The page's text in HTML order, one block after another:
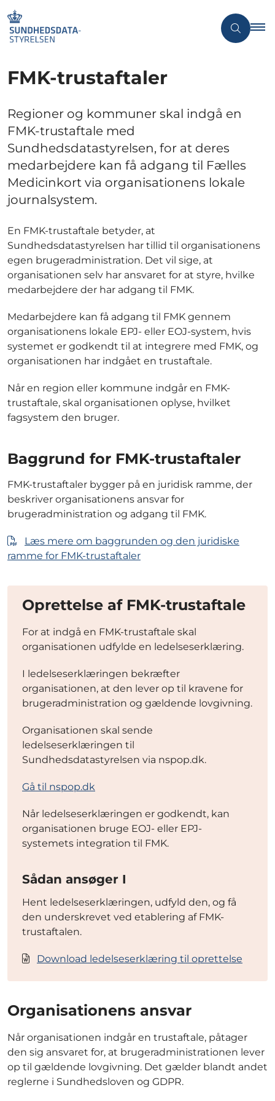
FMK-trustaftaler
Regioner og kommuner skal indgå en
FMK-trustaftale med
Sundhedsdatastyrelsen, for at deres
medarbejdere kan få adgang til Fælles
Medicinkort via organisationens lokale
journalsystem.
En FMK-trustaftale betyder, at
Sundhedsdatastyrelsen har tillid til organisationens
egen brugeradministration. Det vil sige, at
organisationen selv har ansvaret for at styre, hvilke
medarbejdere der har adgang til FMK.
Medarbejdere kan få adgang til FMK gennem
organisationens lokale EPJ- eller EOJ-system, hvis
systemet er godkendt til at integrere med FMK, og
organisationen har indgået en trustaftale.
Når en region eller kommune indgår en FMK-
trustaftale, skal organisationen oplyse, hvilket
fagsystem den bruger.
Baggrund for FMK-trustaftaler
FMK-trustaftaler bygger på en juridisk ramme, der
beskriver organisationens ansvar for
brugeradministration og adgang til FMK.
Læs mere om baggrunden og den juridiske
ramme for FMK-trustaftaler
Oprettelse af FMK-trustaftale
For at indgå en FMK-trustaftale skal
organisationen udfylde en ledelseserklæring.
I ledelseserklæringen bekræfter
organisationen, at den lever op til kravene for
brugeradministration og gældende lovgivning.
Organisationen skal sende
ledelseserklæringen til
Sundhedsdatastyrelsen via nspop.dk.
Gå til nspop.dk
Når ledelseserklæringen er godkendt, kan
organisationen bruge EOJ- eller EPJ-
systemets integration til FMK.
Sådan ansøger I
Hent ledelseserklæringen, udfyld den, og få
den underskrevet ved etablering af FMK-
trustaftalen.
Download ledelseserklæring til oprettelse
Organisationens ansvar
Når organisationen indgår en trustaftale, påtager
den sig ansvaret for, at brugeradministrationen lever
op til gældende lovgivning. Det gælder blandt andet
reglerne i Sundhedsloven og GDPR.